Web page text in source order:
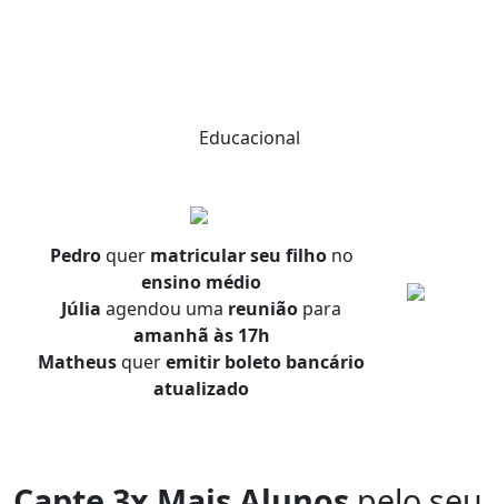
Educacional
Pedroquer matricular seu filhono
ensino médio
Júlia agendou uma reunião para
amanhã às 17h
Matheusqueremitir boleto bancário
atualizado